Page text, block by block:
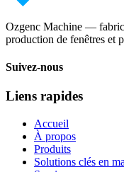
Ozgenc Machine —
production de fenêtres et
Suivez-nous
Liens rapides
Accueil
À propos
Produits
Solutions clés en